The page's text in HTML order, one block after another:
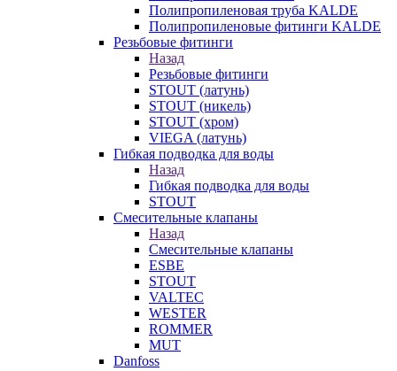
Полипропиленовая труба KALDE
Полипропиленовые фитинги KALDE
Резьбовые фитинги
Назад
Резьбовые фитинги
STOUT (латунь)
STOUT (никель)
STOUT (хром)
VIEGA (латунь)
Гибкая подводка для воды
Назад
Гибкая подводка для воды
STOUT
Смесительные клапаны
Назад
Смесительные клапаны
ESBE
STOUT
VALTEC
WESTER
ROMMER
MUT
Danfoss